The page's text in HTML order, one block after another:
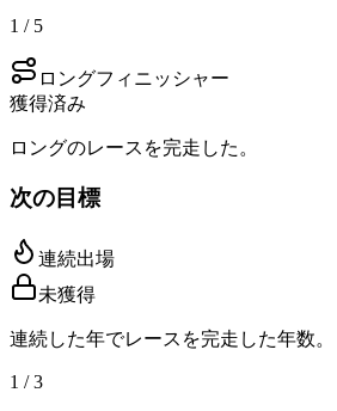
1 / 5
ロングフィニッシャー
獲得済み
ロングのレースを完走した。
次の目標
連続出場
未獲得
連続した年でレースを完走した年数。
1 / 3